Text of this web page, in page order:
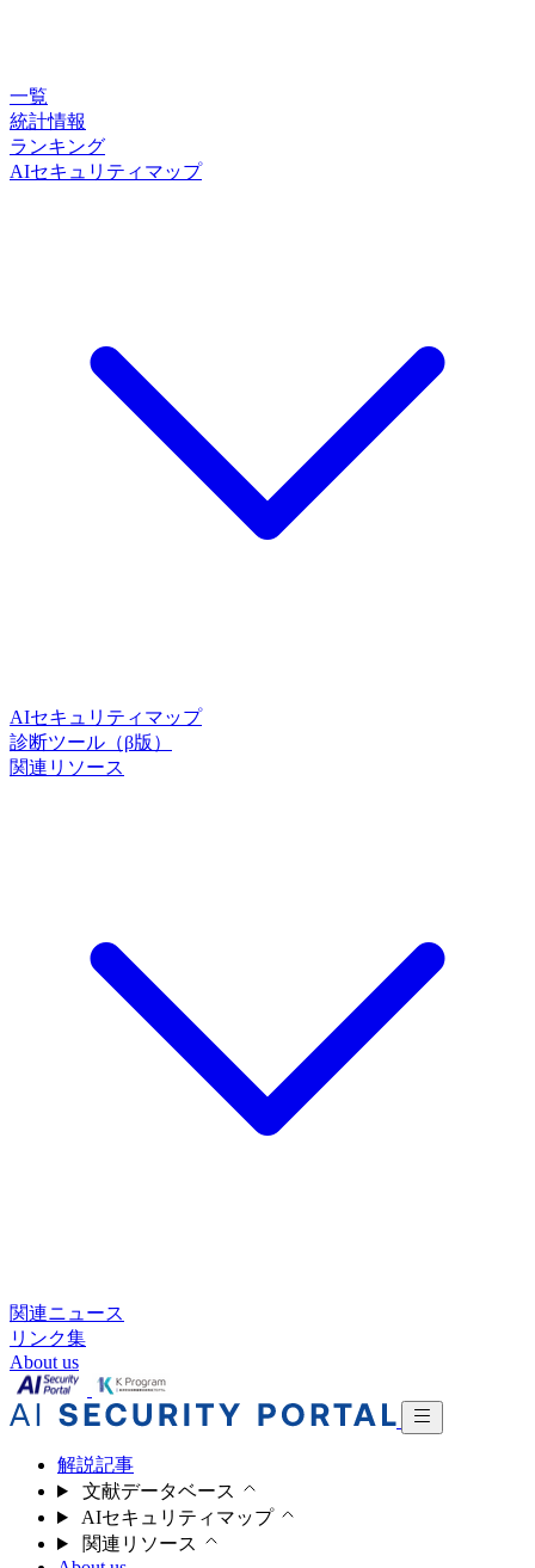
一覧
統計情報
ランキング
AIセキュリティマップ
AIセキュリティマップ
診断ツール（β版）
関連リソース
関連ニュース
リンク集
About us
解説記事
文献データベース
AIセキュリティマップ
関連リソース